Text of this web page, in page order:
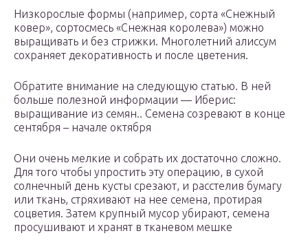
Низкорослые формы (например, сорта «Снежный
ковер», сортосмесь «Снежная королева») можно
выращивать и без стрижки. Многолетний алиссум
сохраняет декоративность и после цветения.
Обратите внимание на следующую статью. В ней
больше полезной информации — Иберис:
выращивание из семян.. Семена созревают в конце
сентября – начале октября
Они очень мелкие и собрать их достаточно сложно.
Для того чтобы упростить эту операцию, в сухой
солнечный день кусты срезают, и расстелив бумагу
или ткань, стряхивают на нее семена, протирая
соцветия. Затем крупный мусор убирают, семена
просушивают и хранят в тканевом мешке